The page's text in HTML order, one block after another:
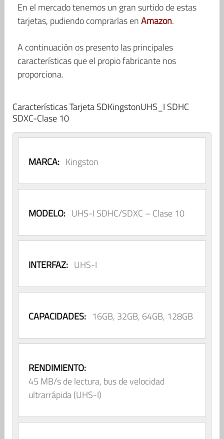
En el mercado tenemos un gran surtido de estas
tarjetas, pudiendo comprarlas enAmazon.
A continuación os presento las principales
características que el propio fabricante nos
proporciona.
Características Tarjeta SDKingstonUHS_I SDHC
SDXC-Clase 10
MARCA: Kingston
MODELO: UHS-I SDHC/SDXC – Clase 10
INTERFAZ: UHS-I
CAPACIDADES: 16GB, 32GB, 64GB, 128GB
RENDIMIENTO:
45 MB/s de lectura, bus de velocidad
ultrarrápida (UHS-I)